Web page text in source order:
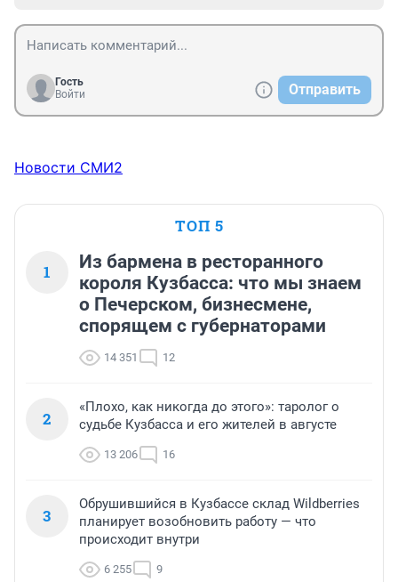
Гость
Войти
Отправить
Новости СМИ2
ТОП 5
1
Из бармена в ресторанного
короля Кузбасса: что мы знаем
о Печерском, бизнесмене,
спорящем с губернаторами
14 351 12
2
«Плохо, как никогда до этого»: таролог о
судьбе Кузбасса и его жителей в августе
13 206 16
3
Обрушившийся в Кузбассе склад Wildberries
планирует возобновить работу — что
происходит внутри
6 255 9